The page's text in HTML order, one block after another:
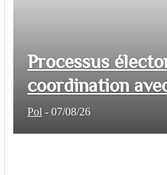
Processus
coordination
Pol - 07/08/26